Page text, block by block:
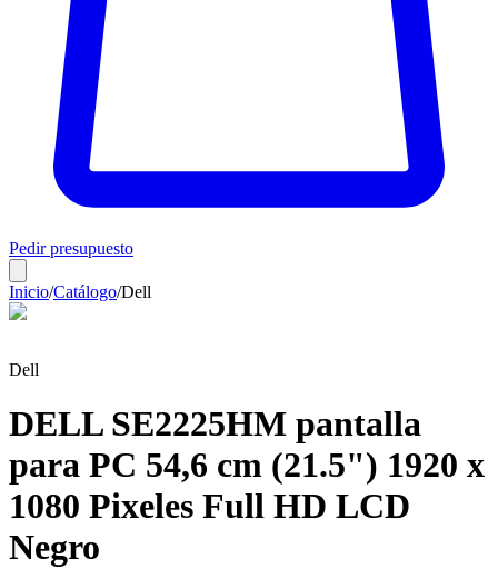
Pedir presupuesto
Inicio/Catálogo/Dell
Dell
DELL SE2225HM pantalla
para PC 54,6 cm (21.5") 1920 x
1080 Pixeles Full HD LCD
Negro